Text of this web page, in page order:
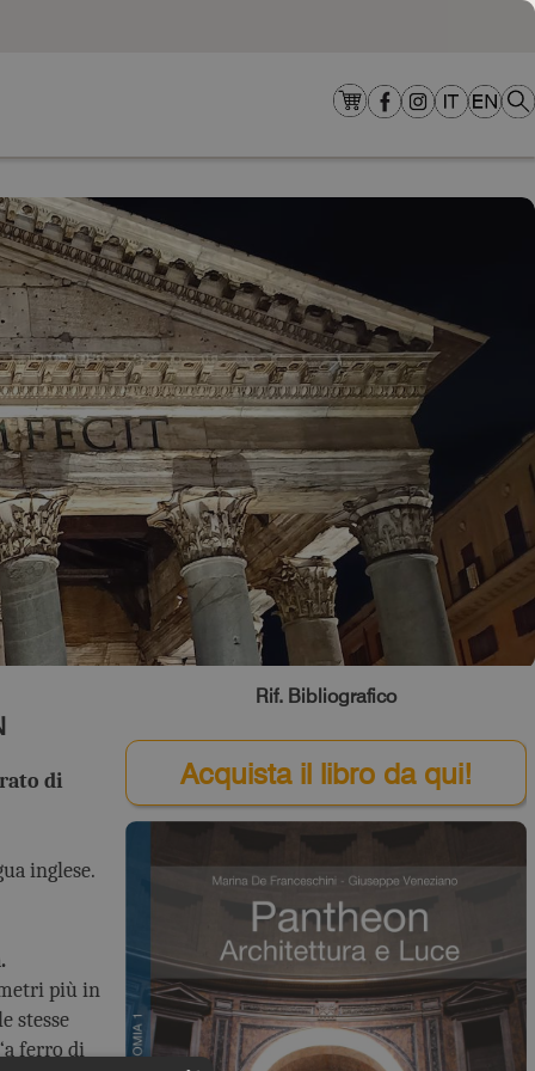
di
inglese.
più in
stesse
ferro di
Rif. Bibliografico
Acquista il libro da qui!